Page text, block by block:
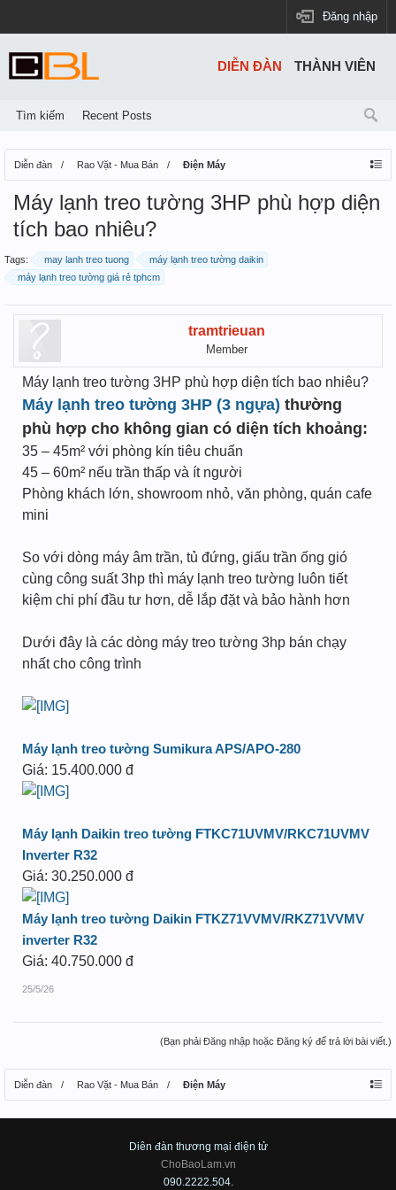
Đăng nhập
Diễn đàn Rao Vặt - Mua Bán Điện Máy
Máy lạnh treo tường 3HP phù hợp diện
tích bao nhiêu?
Tags: may lanh treo tuong
máy lạnh treo tường daikin
máy lạnh treo tường giá rẻ tphcm
tramtrieuan
Member
Máy lạnh treo tường 3HP phù hợp diện tích bao nhiêu?
Máy lạnh treo tường 3HP (3 ngựa) thường
phù hợp cho không gian có diện tích khoảng:
35 – 45m² với phòng kín tiêu chuẩn
45 – 60m² nếu trần thấp và ít người
Phòng khách lớn, showroom nhỏ, văn phòng, quán cafe
mini
So với dòng máy âm trần, tủ đứng, giấu trần ống gió
cùng công suất 3hp thì máy lạnh treo tường luôn tiết
kiệm chi phí đầu tư hơn, dễ lắp đặt và bảo hành hơn
Dưới đây là các dòng máy treo tường 3hp bán chạy
nhất cho công trình
Máy lạnh treo tường Sumikura APS/APO-280
Giá: 15.400.000 đ
Máy lạnh Daikin treo tường FTKC71UVMV/RKC71UVMV
Inverter R32
Giá: 30.250.000 đ
Máy lạnh treo tường Daikin FTKZ71VVMV/RKZ71VVMV
inverter R32
Giá: 40.750.000 đ
25/5/26
(Bạn phải Đăng nhập hoặc Đăng ký để trả lời bài viết.)
Diễn đàn Rao Vặt - Mua Bán Điện Máy
DIỄN ĐÀN
Tìm kiếm Recent Posts
THÀNH VIÊN
Diên đàn thương mại điện tử
ChoBaoLam.vn
090.2222.504.